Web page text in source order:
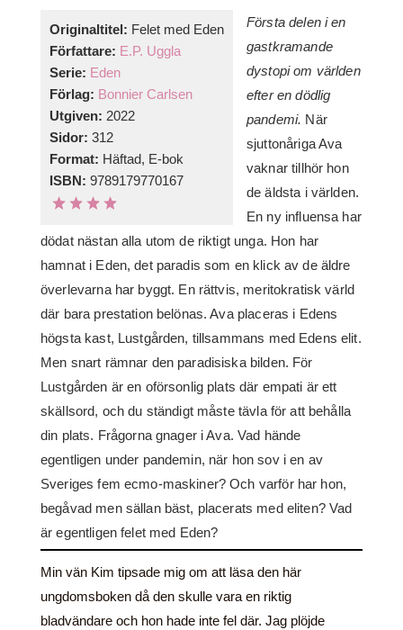
Originaltitel: Felet med Eden
Författare: E.P. Uggla
Serie: Eden
Förlag: Bonnier Carlsen
Utgiven: 2022
Sidor: 312
Format: Häftad, E-bok
ISBN: 9789179770167
Första delen i en
gastkramande
dystopi om världen
efter en dödlig
pandemi. När
sjuttonåriga Ava
vaknar tillhör hon
de äldsta i världen.
En ny influensa har
dödat nästan alla utom de riktigt unga. Hon har
hamnat i Eden, det paradis som en klick av de äldre
överlevarna har byggt. En rättvis, meritokratisk värld
där bara prestation belönas. Ava placeras i Edens
högsta kast, Lustgården, tillsammans med Edens elit.
Men snart rämnar den paradisiska bilden. För
Lustgården är en oförsonlig plats där empati är ett
skällsord, och du ständigt måste tävla för att behålla
din plats. Frågorna gnager i Ava. Vad hände
egentligen under pandemin, när hon sov i en av
Sveriges fem ecmo-maskiner? Och varför har hon,
begåvad men sällan bäst, placerats med eliten? Vad
är egentligen felet med Eden?
Min vän Kim tipsade mig om att läsa den här
ungdomsboken då den skulle vara en riktig
bladvändare och hon hade inte fel där. Jag plöjde